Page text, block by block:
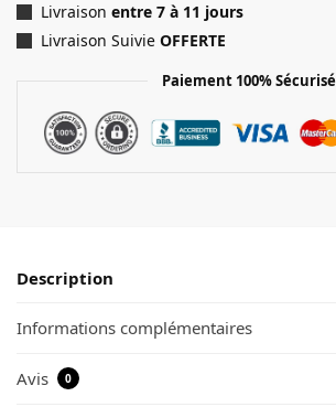
Livraison entre 7 à 11 jours
Livraison Suivie OFFERTE
Paiement 100% Sécurisé
Description
Informations complémentaires
Avis 0